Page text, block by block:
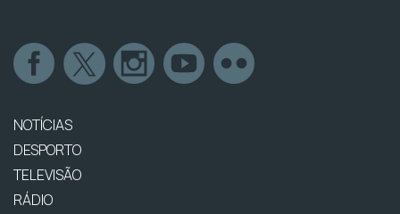
NOTÍCIAS
DESPORTO
TELEVISÃO
RÁDIO